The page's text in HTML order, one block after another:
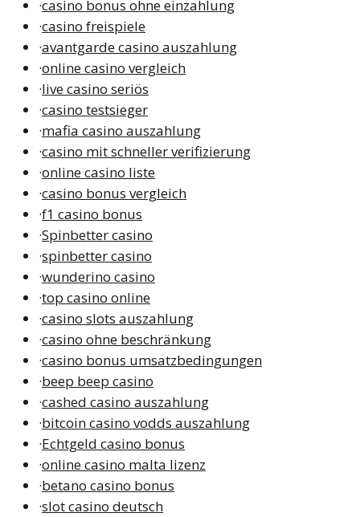
·casino bonus ohne einzahlung
·casino freispiele
·avantgarde casino auszahlung
·online casino vergleich
·live casino seriös
·casino testsieger
·mafia casino auszahlung
·casino mit schneller verifizierung
·online casino liste
·casino bonus vergleich
·f1 casino bonus
·Spinbetter casino
·spinbetter casino
·wunderino casino
·top casino online
·casino slots auszahlung
·casino ohne beschränkung
·casino bonus umsatzbedingungen
·beep beep casino
·cashed casino auszahlung
·bitcoin casino vodds auszahlung
·Echtgeld casino bonus
·online casino malta lizenz
·betano casino bonus
·slot casino deutsch